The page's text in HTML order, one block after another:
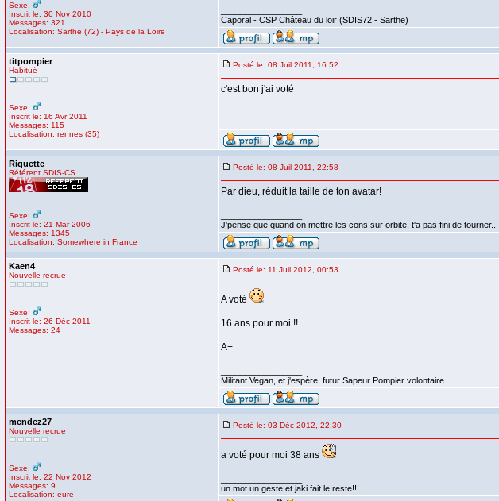
Sexe:
Inscrit le: 30 Nov 2010
Messages: 321
Localisation: Sarthe (72) - Pays de la Loire
Caporal - CSP Château du loir (SDIS72 - Sarthe)
titpompier
Habitué
Sexe:
Inscrit le: 16 Avr 2011
Messages: 115
Localisation: rennes (35)
Posté le: 08 Juil 2011, 16:52
c'est bon j'ai voté
Riquette
Référent SDIS-CS
Sexe:
Inscrit le: 21 Mar 2006
Messages: 1345
Localisation: Somewhere in France
Posté le: 08 Juil 2011, 22:58
Par dieu, réduit la taille de ton avatar!
J'pense que quand on mettre les cons sur orbite, t'a pas fini de tourner...
Kaen4
Nouvelle recrue
Sexe:
Inscrit le: 26 Déc 2011
Messages: 24
Posté le: 11 Juil 2012, 00:53
A voté
16 ans pour moi !!
A+
Militant Vegan, et j'espère, futur Sapeur Pompier volontaire.
mendez27
Nouvelle recrue
Sexe:
Inscrit le: 22 Nov 2012
Messages: 9
Localisation: eure
Posté le: 03 Déc 2012, 22:30
a voté pour moi 38 ans
un mot un geste et jaki fait le reste!!!